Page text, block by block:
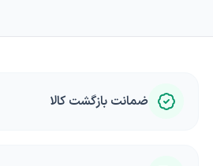
ضمانت بازگشت کالا